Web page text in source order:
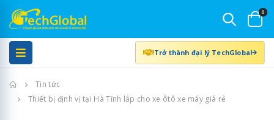
0
Trở thành đại lý TechGlobal
Trang chủ
Tin tức
Thiết bị định vị tại Hà Tĩnh lắp cho xe ôtô xe máy giá rẻ